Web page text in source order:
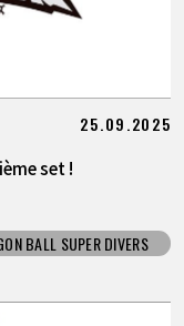
25.09.2025
set !
BALL SUPER DIVERS